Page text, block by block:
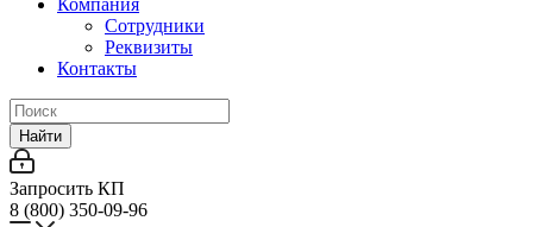
Компания
Сотрудники
Реквизиты
Контакты
Найти
Запросить КП
8 (800) 350-09-96